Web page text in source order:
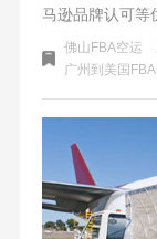
马逊品牌认可等
提高客户满意
专注FBA空运九
库。我们拥有多
物流难题，让
佛山FBA空运
广州到美国